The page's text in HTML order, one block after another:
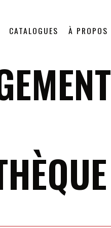
CATALOGUES À PROPOS